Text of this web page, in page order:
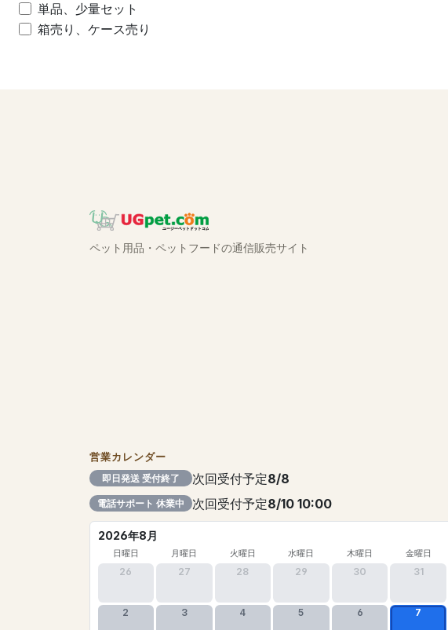
単品、少量セット
箱売り、ケース売り
ペット用品・ペットフードの通信販売サイト
営業カレンダー
即日発送 受付終了 次回受付予定8/8
電話サポート 休業中 次回受付予定8/10 10:00
2026年8月
日曜日 月曜日 火曜日 水曜日 木曜日 金曜日
26 27 28 29 30 31
2 3 4 5 6 7